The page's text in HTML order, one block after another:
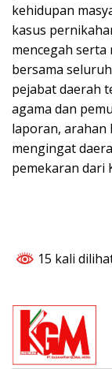
kehidupan
kasus
mencegah
bersama
pejabat daerah
agama dan
laporan, arahan
mengingat
pemekaran dari
15 kali